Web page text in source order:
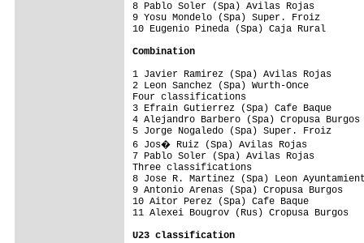
8 Pablo Soler (Spa) Avilas Rojas
9 Yosu Mondelo (Spa) Super. Froiz
10 Eugenio Pineda (Spa) Caja Rural
Combination
1 Javier Ramirez (Spa) Avilas Rojas
2 Leon Sanchez (Spa) Wurth-Once
Four classifications
3 Efrain Gutierrez (Spa) Cafe Baque
4 Alejandro Barbero (Spa) Cropusa
5 Jorge Nogaledo (Spa) Super. Froiz
6 Jos� Ruiz (Spa) Avilas Rojas
7 Pablo Soler (Spa) Avilas Rojas
Three classifications
8 Jose R. Martinez (Spa) Leon
9 Antonio Arenas (Spa) Cropusa
10 Aitor Perez (Spa) Cafe Baque
11 Alexei Bougrov (Rus) Cropusa
U23 classification